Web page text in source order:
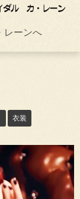
o
n
レーンへ
衣装